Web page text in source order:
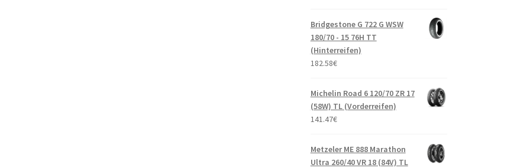
Bridgestone G 722 G WSW
180/70 - 15 76H TT
(Hinterreifen)
182.58€
Michelin Road 6 120/70 ZR 17
(58W) TL (Vorderreifen)
141.47€
Metzeler ME 888 Marathon
Ultra 260/40 VR 18 (84V) TL